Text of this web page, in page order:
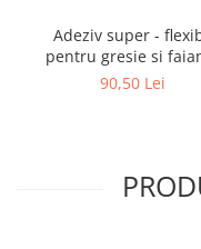
Adeziv super -
pentru gresie si
Ceresit CM 17,
90,50 Lei